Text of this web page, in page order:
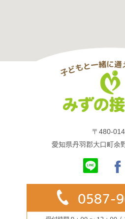
〒480-
愛知県丹羽郡大口町余